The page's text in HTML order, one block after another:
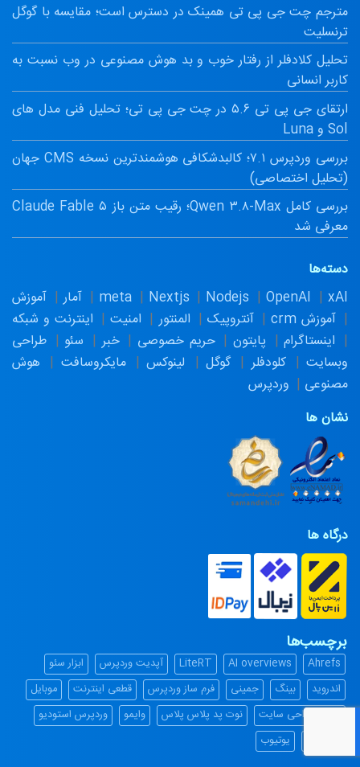
مترجم چت جی پی تی همینک در دسترس است؛ مقایسه با گوگل
ترنسلیت
تحلیل کلادفلر از رفتار خوب و بد هوش مصنوعی در وب نسبت به
کاربر انسانی
ارتقای جی پی تی ۵.۶ در چت جی پی تی؛ تحلیل فنی مدل های
Sol و Luna
بررسی وردپرس ۷.۱؛ کالبدشکافی هوشمندترین نسخه CMS جهان
(تحلیل اختصاصی)
بررسی کامل Qwen ۳.۸-Max؛ رقیب متن باز Claude Fable ۵
معرفی شد
دسته‌ها
meta
Nextjs Nodejs OpenAI xAI آمار
آموزش
آموزش crm
آنتروپیک المنتور امنیت
اینترنت و شبکه
اینستاگرام
پایتون حریم خصوصی خبر سئو
طراحی
وبسایت
کلودفلر گوگل لینوکس مایکروسافت
هوش
مصنوعی
وردپرس
نشان ها
درگاه ها
برچسب‌ها
Ahrefs
AI overviews
LiteRT آپدیت وردپرس
ابزار سئو
اندروید
بینگ جمینی فرم ساز وردپرس قطعی اینترنت
موبایل
نمونه طراحی سایت
نوت پد پلاس پلاس وایمو
وردپرس استودیو
یوتیوب